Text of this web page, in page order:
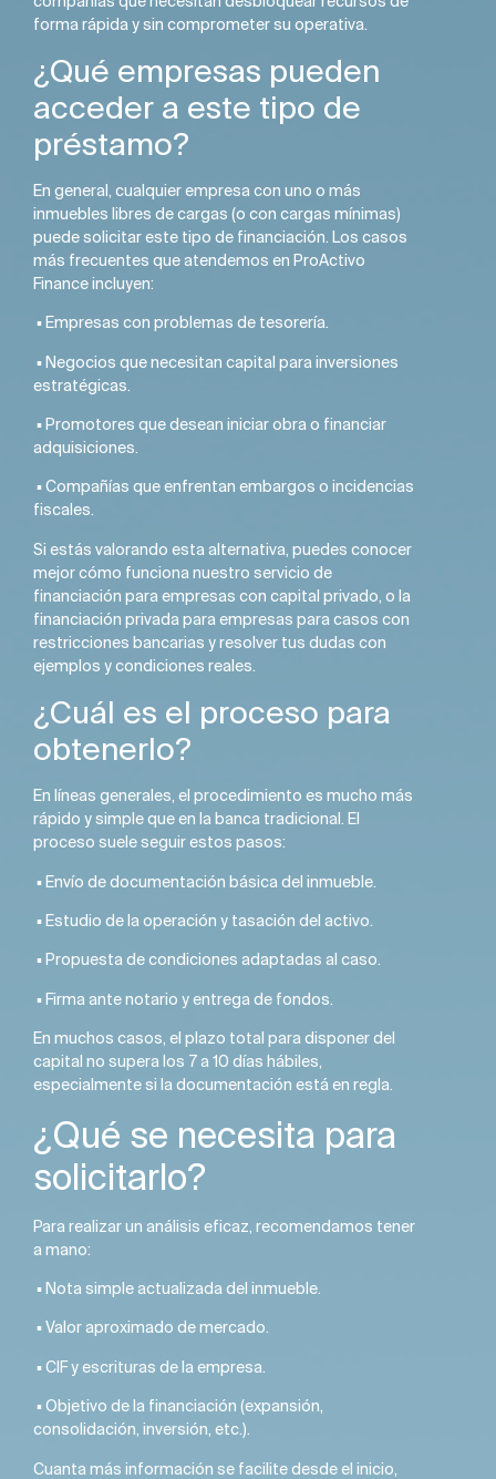
forma rápida y sin comprometer su operativa.
¿Qué empresas pueden
acceder a este tipo de
préstamo?
En general, cualquier empresa con uno o más
inmuebles libres de cargas (o con cargas mínimas)
puede solicitar este tipo de financiación. Los casos
más frecuentes que atendemos en ProActivo
Finance incluyen:
▪️ Empresas con problemas de tesorería.
▪️ Negocios que necesitan capital para inversiones
estratégicas.
▪️ Promotores que desean iniciar obra o financiar
adquisiciones.
▪️ Compañías que enfrentan embargos o incidencias
fiscales.
Si estás valorando esta alternativa, puedes conocer
mejor cómo funciona nuestro servicio de
financiación para empresas con capital privado, o la
financiación privada para empresas para casos con
restricciones bancarias y resolver tus dudas con
ejemplos y condiciones reales.
¿Cuál es el proceso para
obtenerlo?
En líneas generales, el procedimiento es mucho más
rápido y simple que en la banca tradicional. El
proceso suele seguir estos pasos:
▪️ Envío de documentación básica del inmueble.
▪️ Estudio de la operación y tasación del activo.
▪️ Propuesta de condiciones adaptadas al caso.
▪️ Firma ante notario y entrega de fondos.
En muchos casos, el plazo total para disponer del
capital no supera los 7 a 10 días hábiles,
especialmente si la documentación está en regla.
¿Qué se necesita para
solicitarlo?
Para realizar un análisis eficaz, recomendamos tener
a mano:
▪️ Nota simple actualizada del inmueble.
▪️ Valor aproximado de mercado.
▪️ CIF y escrituras de la empresa.
▪️ Objetivo de la financiación (expansión,
consolidación, inversión, etc.).
Cuanta más información se facilite desde el inicio,